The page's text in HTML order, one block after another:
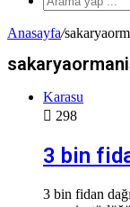
Anasayfa/
Karasu
298
3 bin
3 bin fidan